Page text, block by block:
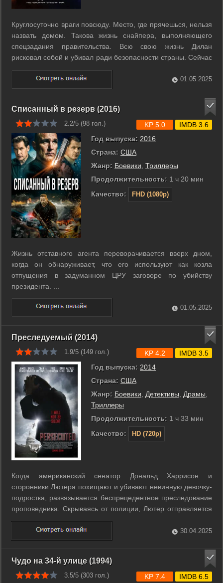
Круглосуточно враги повсюду. Место, где прячешься, нельзя
назвать домом. Такова жизнь снайпера, выполняющего
спецзадания правительства. Всю свою жизнь Дилан
рисковал собой и убивал ради безопасности страны. Сейчас
он решил отойти от дел, справедливо считая, что свой долг
перед Родиной он до конца исполнил. r r Но вместо
заслуженного отдыха ему ...
01.05.2025
Списанный в резерв (2016)
2.2/5 (98 гол.)
Год выпуска: 2016
Страна: США
Жанр: Боевики, Триллеры
Продолжительность: 1 ч 20 мин
Качество:
FHD (1080p)
KP 5.0 IMDB 3.6
Жизнь отставного агента переворачивается вверх дном,
когда он обнаруживает, что его используют как козла
отпущения в задуманном ЦРУ заговоре по убийству
президента. ...
01.05.2025
Преследуемый (2014)
1.9/5 (149 гол.)
Год выпуска: 2014
Страна: США
Жанр: Боевики Детективы Драмы
Триллеры
Продолжительность: 1 ч 33 мин
Качество:
HD (720p)
KP 4.2 IMDB 3.5
Когда американский сенатор Дональд Харрисон и
сторонники Лютера похищают и убивают невинную девочку-
подростка, развязывается беспрецедентное преследование
проповедника. Скрываясь от полиции, Лютер отправляется
на поиски правды, и в результате беглый евангелист
сталкивается с шокирующей истиной. А в это же время
развязанная кампания по его ...
30.04.2025
Чудо на 34-й улице (1994)
3.5/5 (303 гол.) KP 7.4 IMDB 6.5